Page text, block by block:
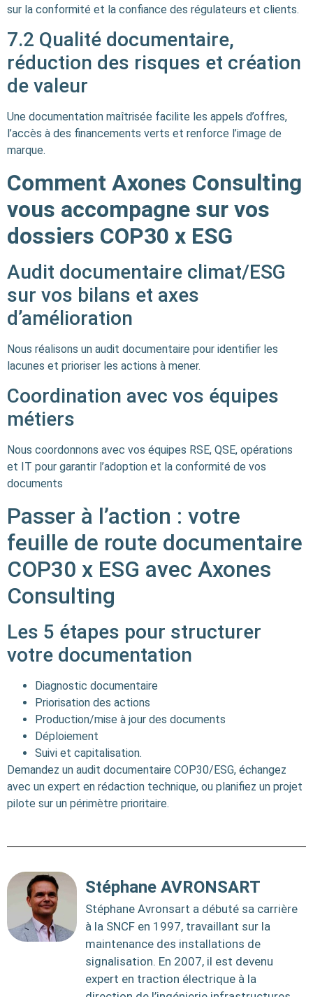
sur la conformité et la confiance des régulateurs et clients.
7.2 Qualité documentaire,
réduction des risques et création
de valeur
Une documentation maîtrisée facilite les appels d’offres,
l’accès à des financements verts et renforce l’image de
marque.
Comment Axones Consulting
vous accompagne sur vos
dossiers COP30 x ESG
Audit documentaire climat/ESG
sur vos bilans et axes
d’amélioration
Nous réalisons un audit documentaire pour identifier les
lacunes et prioriser les actions à mener.
Coordination avec vos équipes
métiers
Nous coordonnons avec vos équipes RSE, QSE, opérations
et IT pour garantir l’adoption et la conformité de vos
documents
Passer à l’action : votre
feuille de route documentaire
COP30 x ESG avec Axones
Consulting
Les 5 étapes pour structurer
votre documentation
Diagnostic documentaire
Priorisation des actions
Production/mise à jour des documents
Déploiement
Suivi et capitalisation.
Demandez un audit documentaire COP30/ESG, échangez
avec un expert en rédaction technique, ou planifiez un projet
pilote sur un périmètre prioritaire.
Stéphane AVRONSART
Stéphane Avronsart a débuté sa carrière
à la SNCF en 1997, travaillant sur la
maintenance des installations de
signalisation. En 2007, il est devenu
expert en traction électrique à la